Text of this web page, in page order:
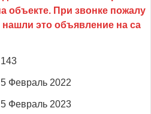
143
5 Февраль 2022
5 Февраль 2023